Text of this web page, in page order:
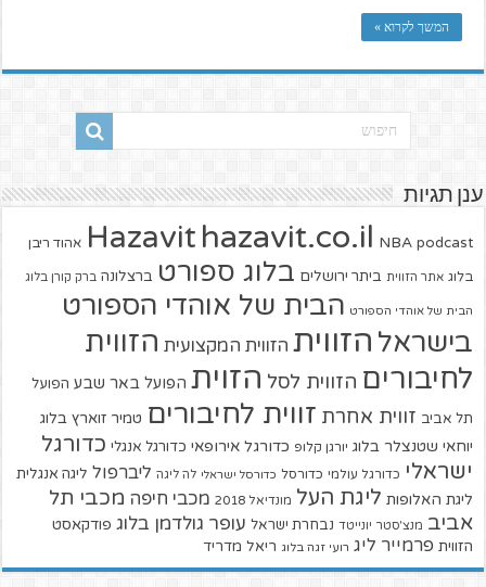
המשך לקרוא »
ענן תגיות
Hazavit hazavit.co.il NBA podcast אהוד ריבן
בלוג אתר הזווית ביתר ירושלים בלוג ספורט ברצלונה ברק קורן בלוג
הבית של אוהדי הספורט הבית של אוהדי הספורט
בישראל הזווית הזווית המקצועית הזווית
לחיבורים הזווית לסל הזוית הפועל באר שבע הפועל
תל אביב זווית אחרת זווית לחיבורים טמיר זוארץ בלוג
יוחאי שטנצלר בלוג יורגן קלופ כדורגל אירופאי כדורגל אנגלי כדורגל
ישראלי כדורגל עולמי כדורסל כדורסל ישראלי לה ליגה ליברפול ליגה אנגלית
ליגת האלופות ליגת העל מונדיאל 2018 מכבי חיפה מכבי תל
אביב מנצ'סטר יונייטד נבחרת ישראל עופר גולדמן בלוג פודקאסט
הזווית פרמייר ליג רועי זגה בלוג ריאל מדריד